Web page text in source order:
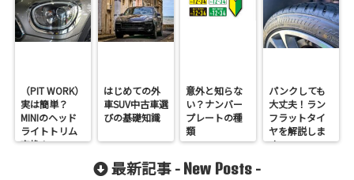
（PIT WORK）
実は簡単？
MINIのヘッド
ライトトリム
交換！
はじめての外
車SUV中古車選
びの基礎知識
意外と知らな
い？ナンバー
プレートの種
類
パンクしても
大丈夫！ラン
フラットタイ
ヤを解説しま
す。
最新記事 - New Posts -